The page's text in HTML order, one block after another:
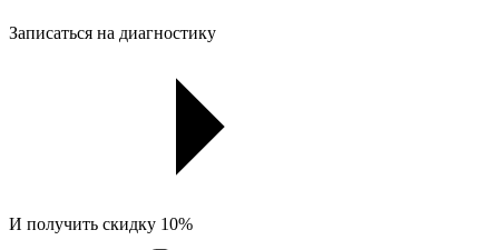
Записаться на диагностику
И получить скидку 10%